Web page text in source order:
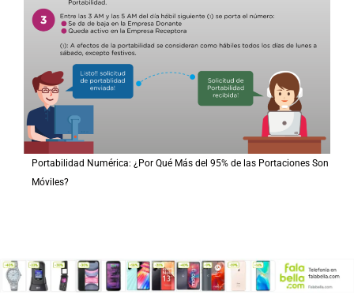
Portabilidad Numérica: ¿Por Qué Más del 95% de las Portaciones Son
Móviles?